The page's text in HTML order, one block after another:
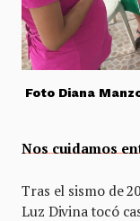
Foto Diana
Nos cuidamos
Tras el sismo de
Luz Divina tocó